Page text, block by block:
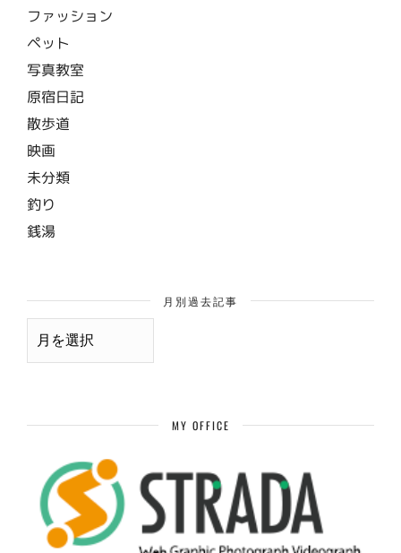
ファッション
ペット
写真教室
原宿日記
散歩道
映画
未分類
釣り
銭湯
月別過去記事
月
MY OFFICE